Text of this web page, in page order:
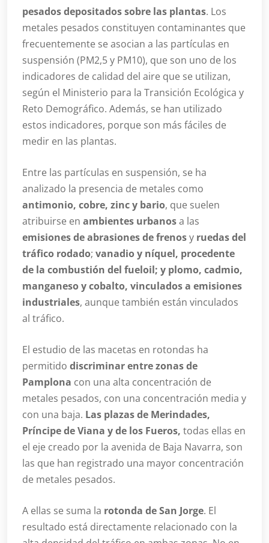
pesados depositados sobre las plantas. Los
metales pesados constituyen contaminantes que
frecuentemente se asocian a las partículas en
suspensión (PM2,5 y PM10), que son uno de los
indicadores de calidad del aire que se utilizan,
según el Ministerio para la Transición Ecológica y
Reto Demográfico. Además, se han utilizado
estos indicadores, porque son más fáciles de
medir en las plantas.
Entre las partículas en suspensión, se ha
analizado la presencia de metales como
antimonio, cobre, zinc y bario, que suelen
atribuirse en ambientes urbanosa las
emisiones de abrasiones de frenosy ruedas del
tráfico rodado; vanadio y níquel, procedente
de la combustión del fueloil; y plomo, cadmio,
manganeso y cobalto, vinculados a emisiones
industriales, aunque también están vinculados
al tráfico.
El estudio de las macetas en rotondas ha
permitido discriminar entre zonas de
Pamplona con una alta concentración de
metales pesados, con una concentración media y
con una baja. Las plazas de Merindades,
Príncipe de Viana y de los Fueros, todas ellas en
el eje creado por la avenida de Baja Navarra, son
las que han registrado una mayor concentración
de metales pesados.
A ellas se suma la rotonda de San Jorge. El
resultado está directamente relacionado con la